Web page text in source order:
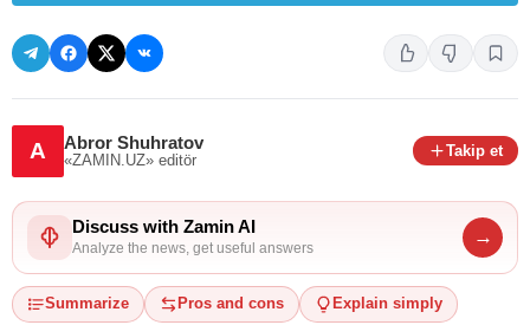
A Abror Shuhratov
«ZAMIN.UZ» editör
Takip et
Discuss with Zamin AI
Analyze the news, get useful answers
→
Summarize Pros and cons Explain simply